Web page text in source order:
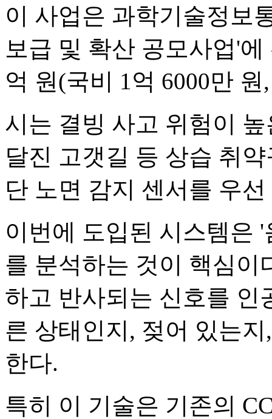
이 사업은 과학기술정보
보급 및 확산 공모사업'
억 원(국비 1억 6000만
시는 결빙 사고 위험이
달진 고갯길 등 상습 취
단 노면 감지 센서를 우
이번에 도입된 시스템은
를 분석하는 것이 핵심이
하고 반사되는 신호를
른 상태인지, 젖어 있는
한다.
특히 이 기술은 기존의